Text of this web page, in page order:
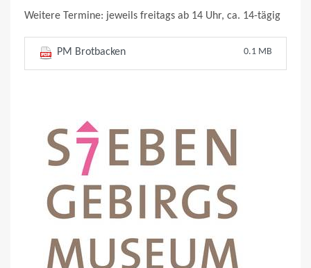
Weitere Termine: jeweils freitags ab 14 Uhr, ca. 14-tägig
PM Brotbacken 0.1 MB